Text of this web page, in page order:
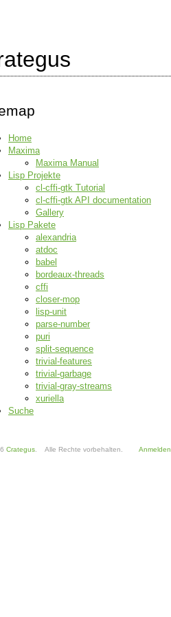
Home
Maxima
Maxima Manual
Lisp Projekte
cl-cffi-gtk Tutorial
cl-cffi-gtk API documentation
Gallery
Lisp Pakete
alexandria
atdoc
babel
bordeaux-threads
cffi
closer-mop
lisp-unit
parse-number
puri
split-sequence
trivial-features
trivial-garbage
trivial-gray-streams
xuriella
Suche
Crategus . Alle Rechte vorbehalten.